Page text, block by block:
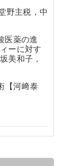
野主税，中
医薬の進
ーに対す
美和子，
【河﨑泰